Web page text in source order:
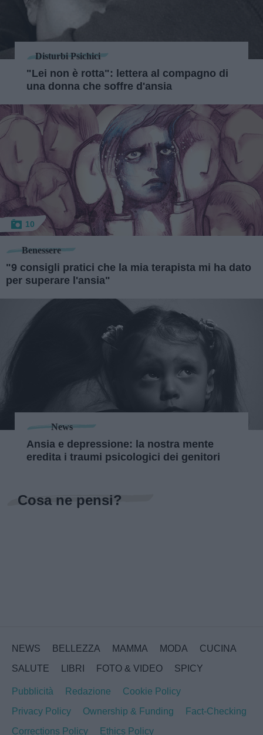
Disturbi Psichici
"Lei non è rotta": lettera al compagno di
una donna che soffre d'ansia
10
Benessere
"9 consigli pratici che la mia terapista mi ha dato
per superare l'ansia"
News
Ansia e depressione: la nostra mente
eredita i traumi psicologici dei genitori
Cosa ne pensi?
NEWS BELLEZZA MAMMA MODA
CUCINA
SALUTE
LIBRI FOTO & VIDEO SPICY
Pubblicità Redazione
Cookie Policy
Privacy Policy
Ownership & Funding
Fact-Checking
Corrections Policy
Ethics Policy